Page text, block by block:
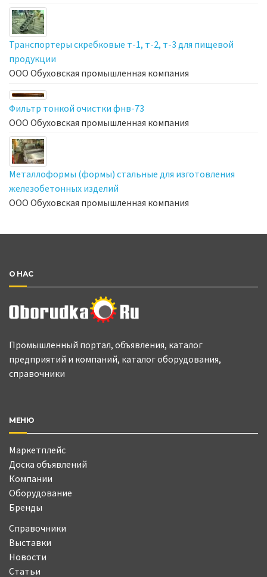
Транспортеры скребковые т-1, т-2, т-3 для пищевой
продукции
ООО Обуховская промышленная компания
Фильтр тонкой очистки фнв-73
ООО Обуховская промышленная компания
Металлоформы (формы) стальные для изготовления
железобетонных изделий
ООО Обуховская промышленная компания
О НАС
Промышленный портал, объявления, каталог
предприятий и компаний, каталог оборудования,
справочники
МЕНЮ
Маркетплейс
Доска объявлений
Компании
Оборудование
Бренды
Справочники
Выставки
Новости
Статьи